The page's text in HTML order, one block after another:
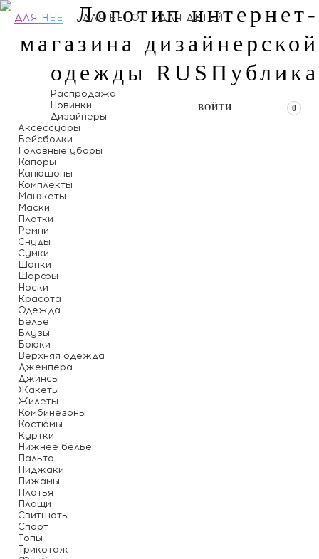
ДЛЯ НЕЕ ДЛЯ НЕГО ДЛЯ ДЕТЕЙ
0
ВОЙТИ
Распродажа
Новинки
Дизайнеры
Аксессуары
Бейсболки
Головные уборы
Капоры
Капюшоны
Комплекты
Манжеты
Маски
Платки
Ремни
Снуды
Сумки
Шапки
Шарфы
Носки
Красота
Одежда
Белье
Блузы
Брюки
Верхняя одежда
Джемпера
Джинсы
Жакеты
Жилеты
Комбинезоны
Костюмы
Куртки
Нижнее бельё
Пальто
Пиджаки
Пижамы
Платья
Плащи
Свитшоты
Спорт
Топы
Трикотаж